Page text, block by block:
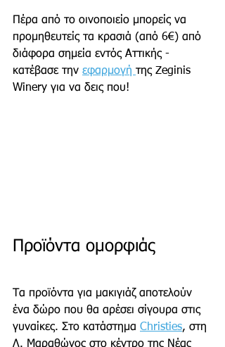
Πέρα από το οινοποιείο μπορείς να
προμηθευτείς τα κρασιά (από 6€) από
διάφορα σημεία εντός Aττικής -
κατέβασε την εφαρμογή της Zeginis
Winery για να δεις που!
Προϊόντα ομορφιάς
Τα προϊόντα για μακιγιάζ αποτελούν
ένα δώρο που θα αρέσει σίγουρα στις
γυναίκες. Στο κατάστημα Christies, στη
Λ. Μαραθώνος στο κέντρο της Νέας